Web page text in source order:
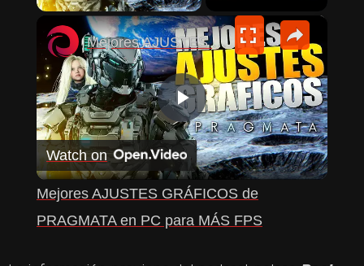
×
P
L
A
Mejores AJUSTES GRÁFICOS de PRAGMATA en PC para MÁS FPS
Watch on
Mejores AJUSTES GRÁFICOS de
PRAGMATA en PC para MÁS FPS